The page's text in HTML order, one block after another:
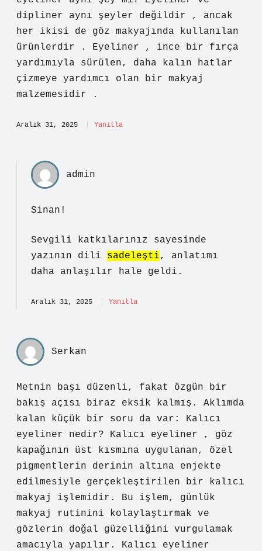
dipliner aynı şeyler değildir , ancak
her ikisi de göz makyajında kullanılan
ürünlerdir . Eyeliner , ince bir fırça
yardımıyla sürülen, daha kalın hatlar
çizmeye yardımcı olan bir makyaj
malzemesidir .
Aralık 31, 2025 Yanıtla
admin
Sinan!
Sevgili katkılarınız sayesinde
yazının dili sadeleşti, anlatımı
daha anlaşılır hale geldi.
Aralık 31, 2025 Yanıtla
Serkan
Metnin başı düzenli, fakat özgün bir
bakış açısı biraz eksik kalmış. Aklımda
kalan küçük bir soru da var: Kalıcı
eyeliner nedir? Kalıcı eyeliner , göz
kapağının üst kısmına uygulanan, özel
pigmentlerin derinin altına enjekte
edilmesiyle gerçekleştirilen bir kalıcı
makyaj işlemidir. Bu işlem, günlük
makyaj rutinini kolaylaştırmak ve
gözlerin doğal güzelliğini vurgulamak
amacıyla yapılır. Kalıcı eyeliner